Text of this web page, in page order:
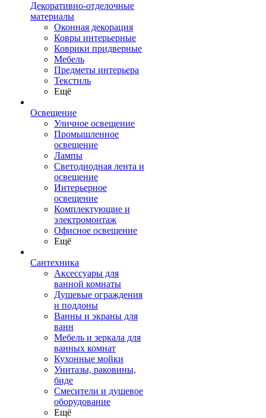
Декоративно-отделочные
материалы
Оконная декорация
Ковры интерьерные
Коврики придверные
Мебель
Предметы интерьера
Текстиль
Ещё
Освещение
Уличное освещение
Промышленное
освещение
Лампы
Светодиодная лента и
освещение
Интерьерное
освещение
Комплектующие и
электромонтаж
Офисное освещение
Ещё
Сантехника
Аксессуары для
ванной комнаты
Душевые ограждения
и поддоны
Ванны и экраны для
ванн
Мебель и зеркала для
ванных комнат
Кухонные мойки
Унитазы, раковины,
биде
Смесители и душевое
оборудование
Ещё